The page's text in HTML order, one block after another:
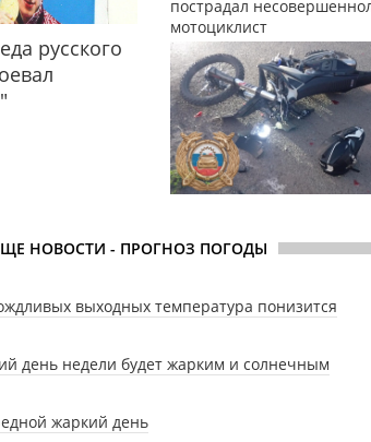
русского
пострадал
мотоциклист
НОВОСТИ - ПРОГНОЗ ПОГОДЫ
выходных температура понизится
день недели будет жарким и солнечным
жаркий день